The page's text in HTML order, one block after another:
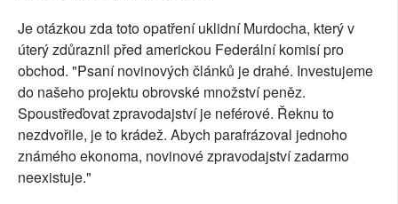
Je otázkou zda toto opatření uklidní Murdocha, který v
úterý zdůraznil před americkou Federální komisí pro
obchod. "Psaní novinových článků je drahé. Investujeme
do našeho projektu obrovské množství peněz.
Spoustřeďovat zpravodajství je neférové. Řeknu to
nezdvořile, je to krádež. Abych parafrázoval jednoho
známého ekonoma, novinové zpravodajství zadarmo
neexistuje."